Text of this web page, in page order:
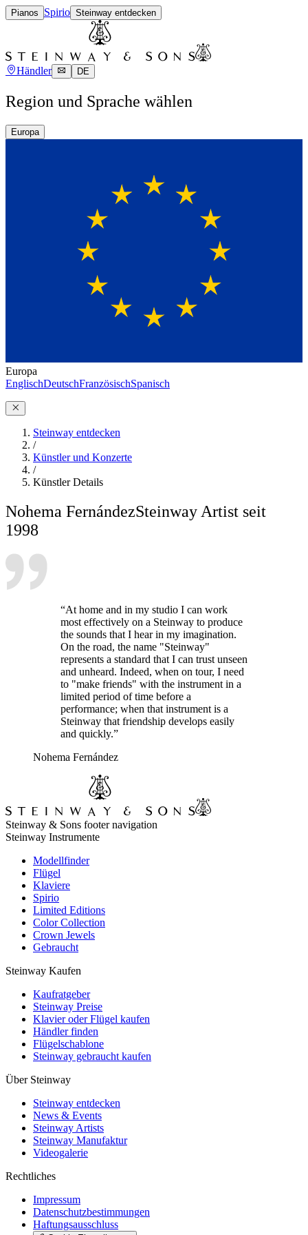
Pianos Spirio Steinway entdecken
Händler DE
Region und Sprache wählen
Europa
Europa
EnglischDeutschFranzösischSpanisch
Steinway entdecken
/
Künstler und Konzerte
/
Künstler Details
Nohema FernándezSteinway Artist seit
1998
“At home and in my studio I can work
most effectively on a Steinway to produce
the sounds that I hear in my imagination.
On the road, the name "Steinway"
represents a standard that I can trust unseen
and unheard. Indeed, when on tour, I need
to "make friends" with the instrument in a
limited period of time before a
performance; when that instrument is a
Steinway that friendship develops easily
and quickly.”
Nohema Fernández
Steinway & Sons footer navigation
Steinway Instrumente
Modellfinder
Flügel
Klaviere
Spirio
Limited Editions
Color Collection
Crown Jewels
Gebraucht
Steinway Kaufen
Kaufratgeber
Steinway Preise
Klavier oder Flügel kaufen
Händler finden
Flügelschablone
Steinway gebraucht kaufen
Über Steinway
Steinway entdecken
News & Events
Steinway Artists
Steinway Manufaktur
Videogalerie
Rechtliches
Impressum
Datenschutzbestimmungen
Haftungsausschluss